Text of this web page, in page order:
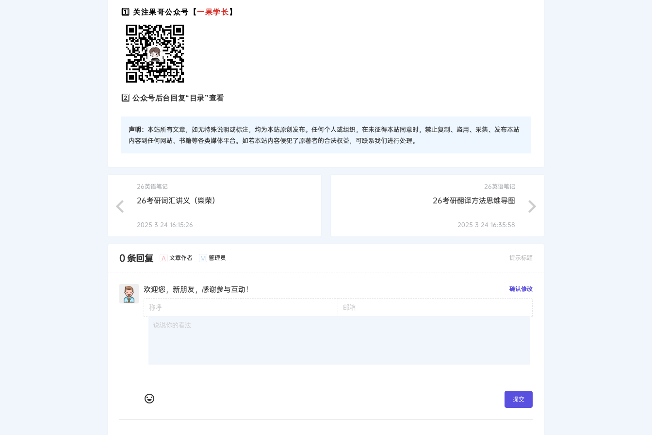
1️⃣ 关注果哥公众号【一果学长】
2️⃣公众号后台回复“目录”查看
声明： 本站所有文章，如无特殊说明或标注，均为本站原创发布。任何个人或组织，在未征得本站同意时，禁止复制、盗用、采集、发布本站
内容到任何网站、书籍等各类媒体平台。如若本站内容侵犯了原著者的合法权益，可联系我们进行处理。
26英语笔记
26考研词汇讲义（柴荣）
2025-3-24 16:15:26
26英语笔记
26考研翻译方法思维导图
2025-3-24 16:35:58
0 条回复 A 文章作者 M 管理员 提示标题
欢迎您，新朋友，感谢参与互动！ 确认修改
提交